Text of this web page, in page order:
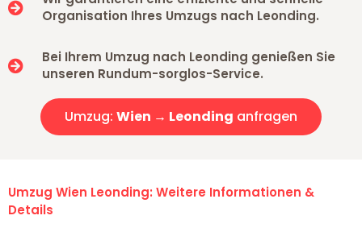
Organisation Ihres Umzugs nach Leonding.
Bei Ihrem Umzug nach Leonding genießen Sie
unseren Rundum-sorglos-Service.
Umzug: Wien → Leonding anfragen
Umzug Wien Leonding: Weitere Informationen &
Details